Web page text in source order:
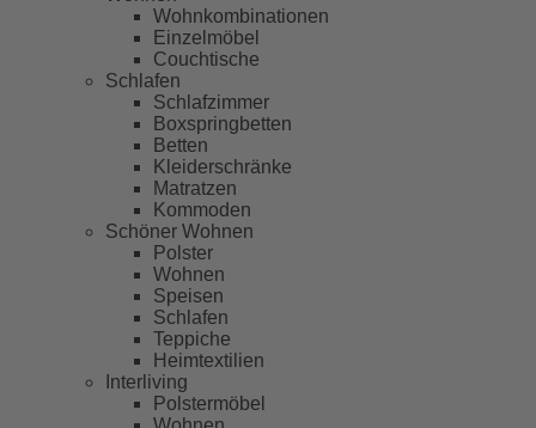
Wohnkombinationen
Einzelmöbel
Couchtische
Schlafen
Schlafzimmer
Boxspringbetten
Betten
Kleiderschränke
Matratzen
Kommoden
Schöner Wohnen
Polster
Wohnen
Speisen
Schlafen
Teppiche
Heimtextilien
Interliving
Polstermöbel